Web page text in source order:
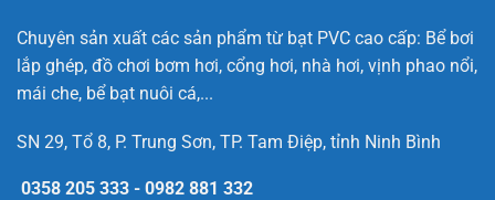
Chuyên sản xuất các sản phẩm từ bạt PVC cao cấp: Bể bơi
lắp ghép, đồ chơi bơm hơi, cổng hơi, nhà hơi, vịnh phao nổi,
mái che, bể bạt nuôi cá,...
SN 29, Tổ 8, P. Trung Sơn, TP. Tam Điệp, tỉnh Ninh Bình
0358 205 333 - 0982 881 332